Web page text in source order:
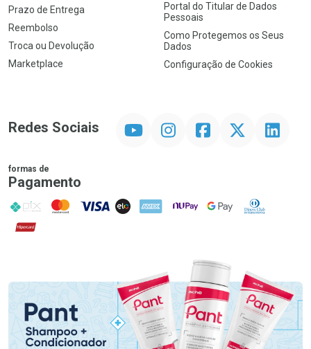
Prazo de Entrega
Reembolso
Troca ou Devolução
Marketplace
Portal do Titular de Dados
Pessoais
Como Protegemos os Seus
Dados
Configuração de Cookies
Redes Sociais InstagramFacebookTwitter Linkedin
formas de
Pagamento
PIX MasterCard
VISA ELO AMEX NuPay Google PayDiners Club
Hipercard
Promoção em Destaque